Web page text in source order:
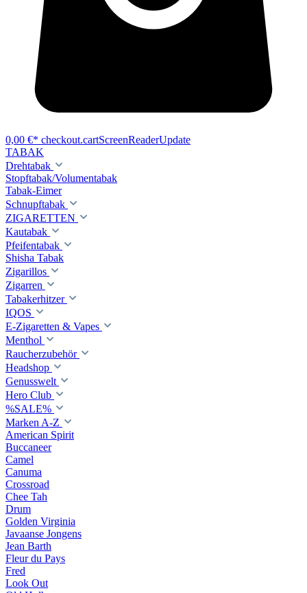
0,00 €* checkout.cartScreenReaderUpdate
TABAK
Drehtabak
Stopftabak/Volumentabak
Tabak-Eimer
Schnupftabak
ZIGARETTEN
Kautabak
Pfeifentabak
Shisha Tabak
Zigarillos
Zigarren
Tabakerhitzer
IQOS
E-Zigaretten & Vapes
Menthol
Raucherzubehör
Headshop
Genusswelt
Hero Club
%SALE%
Marken A-Z
American Spirit
Buccaneer
Camel
Canuma
Crossroad
Сhee Tah
Drum
Golden Virginia
Javaanse Jongens
Jean Barth
Fleur du Pays
Fred
Look Out